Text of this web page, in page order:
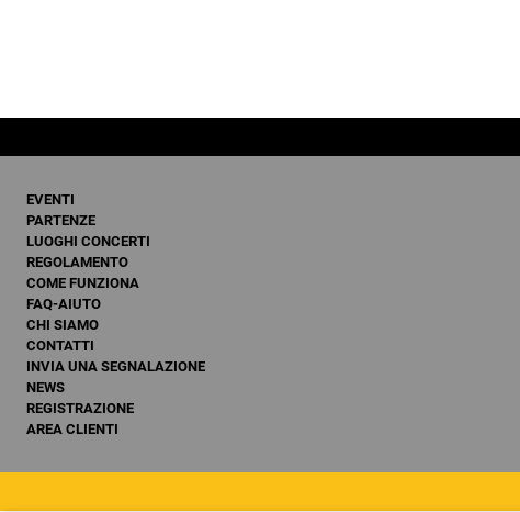
EVENTI
PARTENZE
LUOGHI CONCERTI
REGOLAMENTO
COME FUNZIONA
FAQ-AIUTO
CHI SIAMO
CONTATTI
INVIA UNA SEGNALAZIONE
NEWS
REGISTRAZIONE
AREA CLIENTI